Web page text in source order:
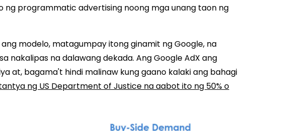
ng programmatic advertising noong mga unang taon ng
modelo, matagumpay itong ginamit ng Google, na
nakalipas na dalawang dekada. Ang Google AdX ang
at, bagama't hindi malinaw kung gaano kalaki ang bahagi
ng US Department of Justice na aabot ito ng 50% o